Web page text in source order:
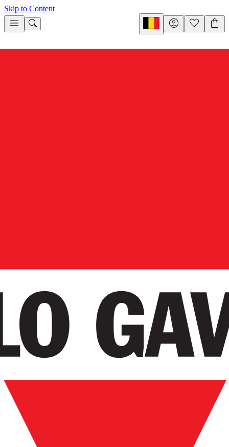
Skip to Content